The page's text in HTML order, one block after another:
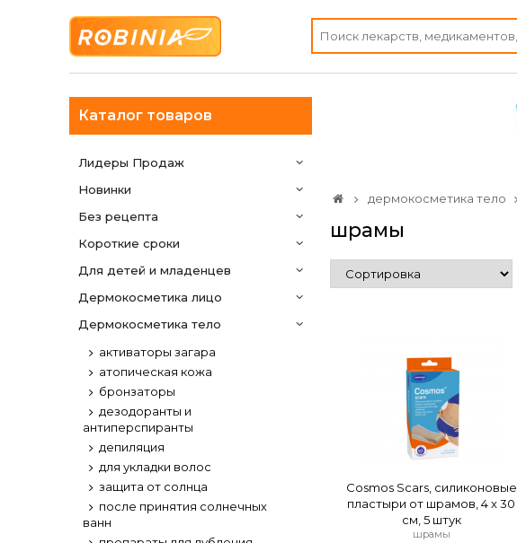
Каталог товаров
Лидеры Продаж
Новинки
Без рецепта
Короткие сроки
Для детей и младенцев
дермокосметика лицо
дермокосметика тело
активаторы загара
атопическая кожа
бронзаторы
дезодоранты и
антиперспиранты
депиляция
для укладки волос
защита от солнца
после принятия солнечных
ванн
дермокосметика тело
шрамы
Cosmos Scars, силиконовые
пластыри от шрамов, 4 x 30
см, 5 штук
шрамы